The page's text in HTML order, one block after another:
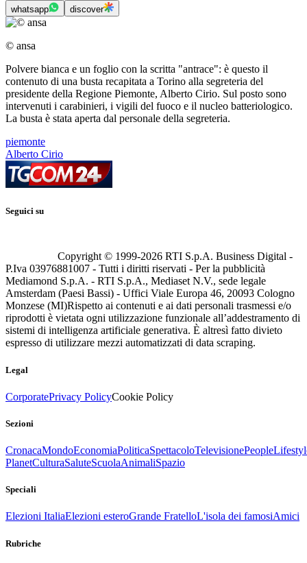
whatsapp discover
© ansa
Polvere bianca e un foglio con la scritta "antrace": è questo il
contenuto di una busta recapitata a Torino alla segreteria del
presidente della Regione Piemonte, Alberto Cirio. Sul posto sono
intervenuti i carabinieri, i vigili del fuoco e il nucleo batteriologico.
La busta è stata aperta dal personale della segreteria.
piemonte
Alberto Cirio
Seguici su
Copyright © 1999-2026 RTI S.p.A. Business Digital -
P.Iva 03976881007 - Tutti i diritti riservati - Per la pubblicità
Mediamond S.p.A. - RTI S.p.A., Mediaset N.V., sede legale
Amsterdam (Paesi Bassi) - Uffici Viale Europa 46, 20093 Cologno
Monzese (MI)Rispetto ai contenuti e ai dati personali trasmessi e/o
riprodotti è vietata ogni utilizzazione funzionale all’addestramento di
sistemi di intelligenza artificiale generativa. È altresì fatto divieto
espresso di utilizzare mezzi automatizzati di data scraping.
Legal
CorporatePrivacy PolicyCookie Policy
Sezioni
CronacaMondoEconomiaPoliticaSpettacoloTelevisionePeople
PlanetCulturaSaluteScuolaAnimaliSpazio
Speciali
Elezioni ItaliaElezioni esteroGrande FratelloL'isola dei famosiAmici
Rubriche